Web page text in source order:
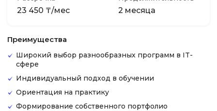
23 450 ₸/мес 2 месяца
Преимущества
Широкий выбор разнообразных программ в IT-
сфере
Индивидуальный подход в обучении
Ориентация на практику
Формирование собственного портфолио